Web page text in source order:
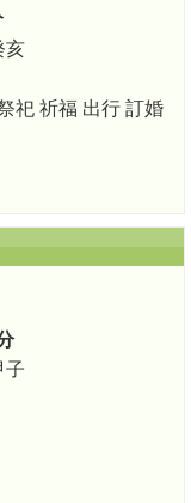
亥
祀 祈福 出行 訂婚
子